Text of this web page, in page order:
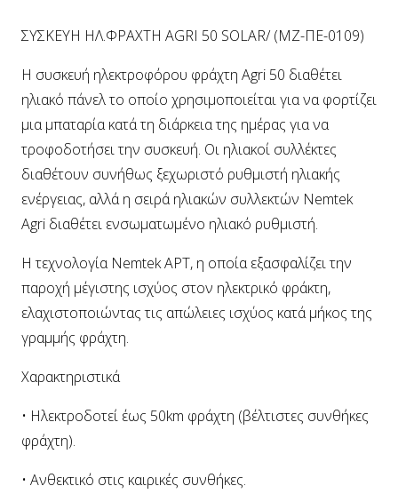
ΣΥΣΚΕΥΗ ΗΛ.ΦΡΑΧΤΗ AGRI 50 SOLAR/ (ΜΖ-ΠΕ-0109)
Η συσκευή ηλεκτροφόρου φράχτη Agri 50 διαθέτει
ηλιακό πάνελ το οποίο χρησιμοποιείται για να φορτίζει
μια μπαταρία κατά τη διάρκεια της ημέρας για να
τροφοδοτήσει την συσκευή. Οι ηλιακοί συλλέκτες
διαθέτουν συνήθως ξεχωριστό ρυθμιστή ηλιακής
ενέργειας, αλλά η σειρά ηλιακών συλλεκτών Nemtek
Agri διαθέτει ενσωματωμένο ηλιακό ρυθμιστή.
Η τεχνολογία Nemtek APT, η οποία εξασφαλίζει την
παροχή μέγιστης ισχύος στον ηλεκτρικό φράκτη,
ελαχιστοποιώντας τις απώλειες ισχύος κατά μήκος της
γραμμής φράχτη.
Χαρακτηριστικά
• Ηλεκτροδοτεί έως 50km φράχτη (βέλτιστες συνθήκες
φράχτη).
• Ανθεκτικό στις καιρικές συνθήκες.